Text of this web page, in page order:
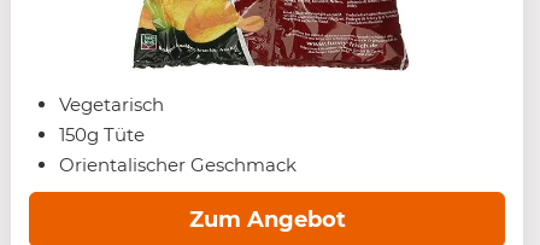
Vegetarisch
150g Tüte
Orientalischer Geschmack
Zum Angebot